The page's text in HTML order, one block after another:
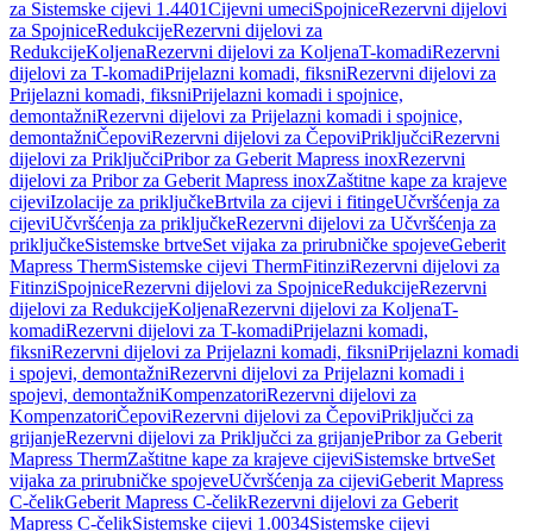
za Sistemske cijevi 1.4401Cijevni umeciSpojniceRezervni dijelovi
za SpojniceRedukcijeRezervni dijelovi za
RedukcijeKoljenaRezervni dijelovi za KoljenaT-komadiRezervni
dijelovi za T-komadiPrijelazni komadi, fiksniRezervni dijelovi za
Prijelazni komadi, fiksniPrijelazni komadi i spojnice,
demontažniRezervni dijelovi za Prijelazni komadi i spojnice,
demontažniČepoviRezervni dijelovi za ČepoviPriključciRezervni
dijelovi za PriključciPribor za Geberit Mapress inoxRezervni
dijelovi za Pribor za Geberit Mapress inoxZaštitne kape za krajeve
cijeviIzolacije za priključkeBrtvila za cijevi i fitingeUčvršćenja za
cijeviUčvršćenja za priključkeRezervni dijelovi za Učvršćenja za
priključkeSistemske brtveSet vijaka za prirubničke spojeveGeberit
Mapress ThermSistemske cijevi ThermFitinziRezervni dijelovi za
FitinziSpojniceRezervni dijelovi za SpojniceRedukcijeRezervni
dijelovi za RedukcijeKoljenaRezervni dijelovi za KoljenaT-
komadiRezervni dijelovi za T-komadiPrijelazni komadi,
fiksniRezervni dijelovi za Prijelazni komadi, fiksniPrijelazni komadi
i spojevi, demontažniRezervni dijelovi za Prijelazni komadi i
spojevi, demontažniKompenzatoriRezervni dijelovi za
KompenzatoriČepoviRezervni dijelovi za ČepoviPriključci za
grijanjeRezervni dijelovi za Priključci za grijanjePribor za Geberit
Mapress ThermZaštitne kape za krajeve cijeviSistemske brtveSet
vijaka za prirubničke spojeveUčvršćenja za cijeviGeberit Mapress
C-čelikGeberit Mapress C-čelikRezervni dijelovi za Geberit
Mapress C-čelikSistemske cijevi 1.0034Sistemske cijevi